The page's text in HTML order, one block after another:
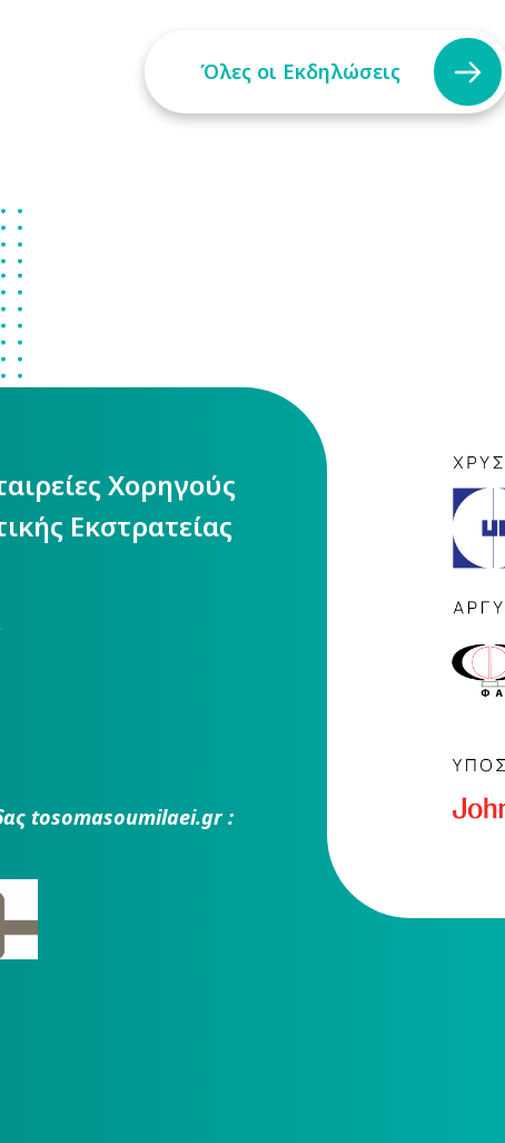
Όλες οι Εκδηλώσεις
Χορηγούς
Εκστρατείας
tosomasoumilaei.gr :